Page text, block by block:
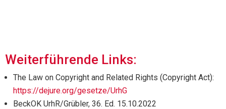
Weiterführende Links:
The Law on Copyright and Related Rights (Copyright Act):
https://dejure.org/gesetze/UrhG
BeckOK UrhR/Grübler, 36. Ed. 15.10.2022